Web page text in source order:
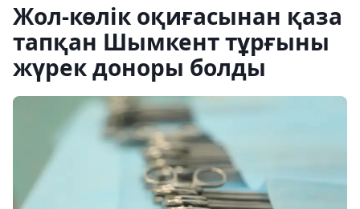
Жол-көлік оқиғасынан қаза
тапқан Шымкент тұрғыны
жүрек доноры болды